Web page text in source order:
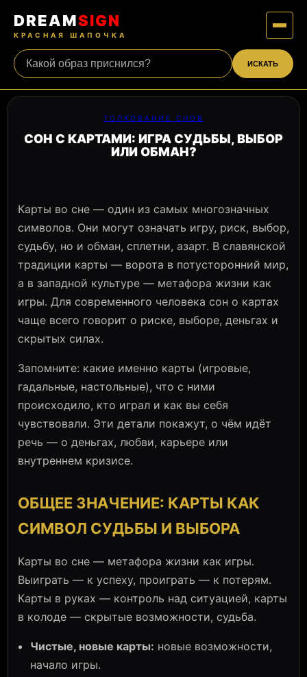
DREAMSIGN
КРАСНАЯ ШАПОЧКА
ИСКАТЬ
ТОЛКОВАНИЕ СНОВ
СОН С КАРТАМИ: ИГРА СУДЬБЫ, ВЫБОР
ИЛИ ОБМАН?
Карты во сне — один из самых многозначных
символов. Они могут означать игру, риск, выбор,
судьбу, но и обман, сплетни, азарт. В славянской
традиции карты — ворота в потусторонний мир,
а в западной культуре — метафора жизни как
игры. Для современного человека сон о картах
чаще всего говорит о риске, выборе, деньгах и
скрытых силах.
Запомните: какие именно карты (игровые,
гадальные, настольные), что с ними
происходило, кто играл и как вы себя
чувствовали. Эти детали покажут, о чём идёт
речь — о деньгах, любви, карьере или
внутреннем кризисе.
ОБЩЕЕ ЗНАЧЕНИЕ: КАРТЫ КАК
СИМВОЛ СУДЬБЫ И ВЫБОРА
Карты во сне — метафора жизни как игры.
Выиграть — к успеху, проиграть — к потерям.
Карты в руках — контроль над ситуацией, карты
в колоде — скрытые возможности, судьба.
Чистые, новые карты: новые возможности,
начало игры.